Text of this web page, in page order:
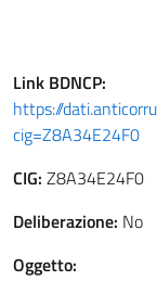
Link BDNCP:
https://
cig=Z8A34E24F0
CIG: Z8A34E24F0
Deliberazione: No
Oggetto: